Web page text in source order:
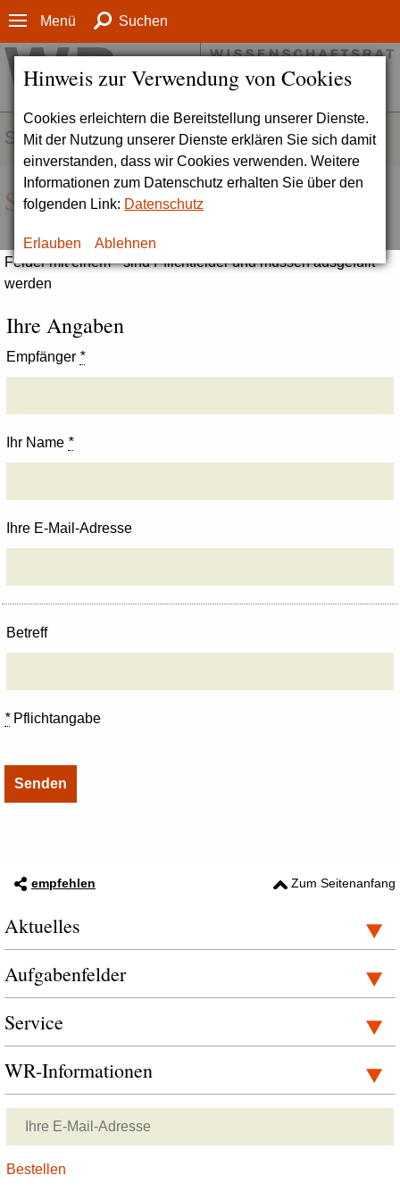
Hinweis zur Verwendung von Cookies
Cookies erleichtern die Bereitstellung unserer Dienste.
Mit der Nutzung unserer Dienste erklären Sie sich damit
einverstanden, dass wir Cookies verwenden. Weitere
Informationen zum Datenschutz erhalten Sie über den
folgenden Link: Datenschutz
Erlauben Ablehnen
Menü Suchen
SERVICE
Seite empfehlen
Felder mit einem * sind Pflichtfelder und müssen ausgefüllt
werden
Ihre Angaben
Empfänger *
Ihr Name *
Ihre E-Mail-Adresse
Betreff
*Pflichtangabe
empfehlen Zum Seitenanfang
Aktuelles
Aufgabenfelder
Service
WR-Informationen